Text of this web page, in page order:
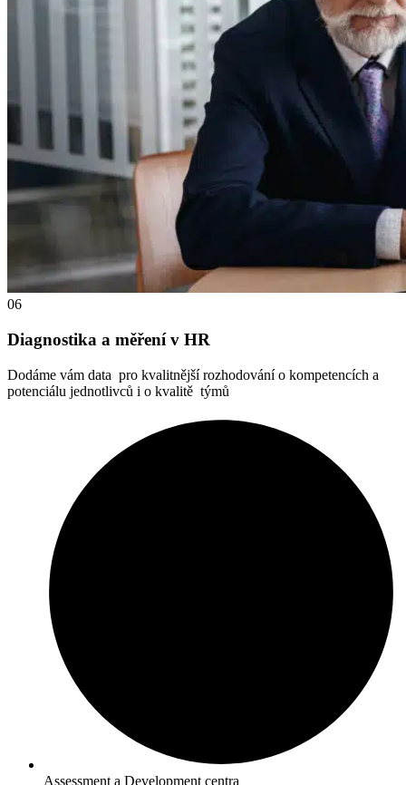
06
Diagnostika a měření v HR
Dodáme vám data pro kvalitnější rozhodování o kompetencích a
potenciálu jednotlivců i o kvalitě týmů
Assessment a Development centra